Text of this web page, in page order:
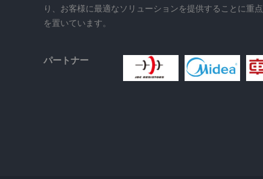
り、お客様に最適なソリューションを提供することに重点
を置いています。
パートナー